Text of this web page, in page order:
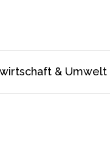
& Umwelt